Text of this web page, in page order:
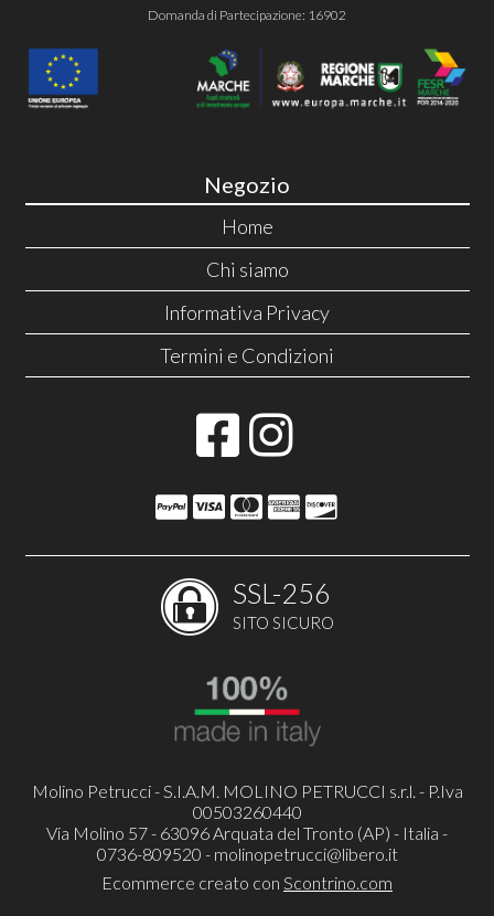
Domanda di Partecipazione: 16902
Negozio
Home
Chi siamo
Informativa Privacy
Termini e Condizioni
SSL-256
SITO SICURO
Molino Petrucci - S.I.A.M. MOLINO PETRUCCI s.r.l. - P.Iva
00503260440
Via Molino 57 - 63096 Arquata del Tronto (AP) - Italia -
0736-809520 - molinopetrucci@libero.it
Ecommerce creato con Scontrino.com